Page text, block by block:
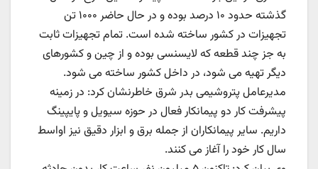
گذشته حدود ۱۰ درصد بوده و در حال حاضر ۱۰۰۰ تن
تجهیزات در کشور ساخته شده است. تمام تجهیزات ثابت
به جز چند قطعه که لایسنسی بوده و از چین و کشورهای
دیگر تهیه می شود، در داخل کشور ساخته می شود.
مدیرعامل پتروشیمی بدر شرق خاطرنشان کرد: در زمینه
پیشرفت کار دو پیمانکار فعال در حوزه سیویل و پایپینگ
داریم. سایر پیمانکاران از جمله برق و ابزار دقیق نیز اواسط
سال کار خود را آغاز می کنند.